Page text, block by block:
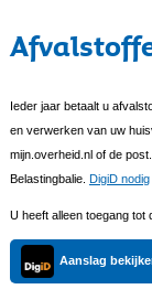
Ieder jaar betaalt u
en verwerken van uw
mijn.overheid.nl of de
Belastingbalie.
DigiD nodig
U heeft alleen toegang tot
Aanslag